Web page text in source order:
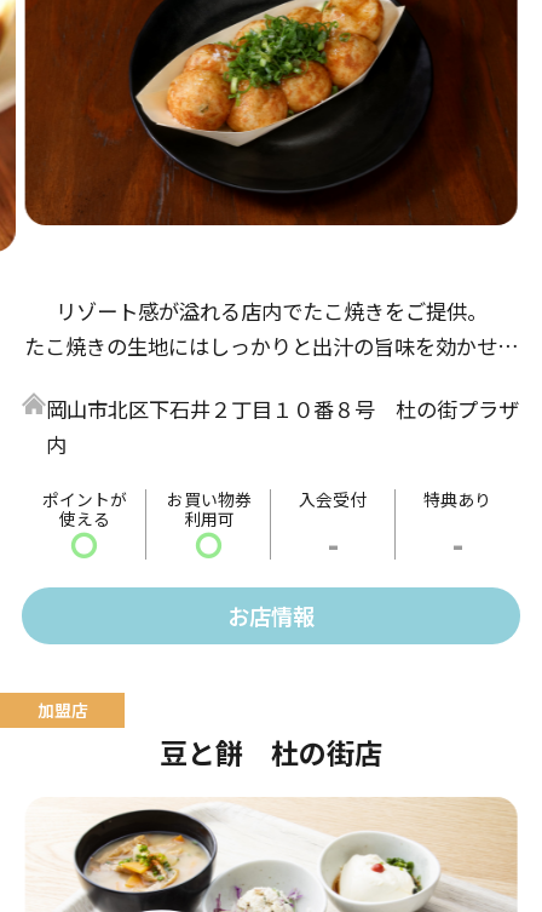
リゾート感が溢れる店内でたこ焼きをご提供。
たこ焼きの生地にはしっかりと出汁の旨味を効かせ、
感が楽しめます。
味は定番のソースの他、多種多様な種類をご用意して
います。
岡山市北区下石井２丁目１０番８号 杜の街プラザ
内
ポイントが
使える
〇
お買い物券
利用可
〇
入会受付
-
特典あり
-
お店情報
豆と餅 杜の街店